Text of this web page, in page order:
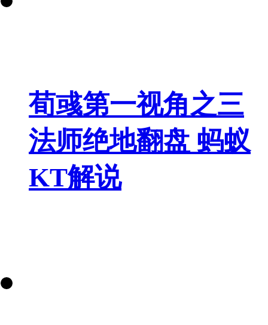
荀彧第一视角之三
法师绝地翻盘 蚂蚁
KT解说